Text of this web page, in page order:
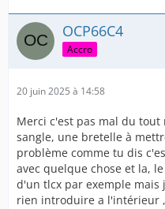
OCP66C4
Accro
20 juin 2025 à 14:58
Merci c'est pas mal du
sangle, une bretelle à
problème comme tu dis
avec quelque chose et la,
d'un tlcx par exemple mais
rien introduire a l'intérieur